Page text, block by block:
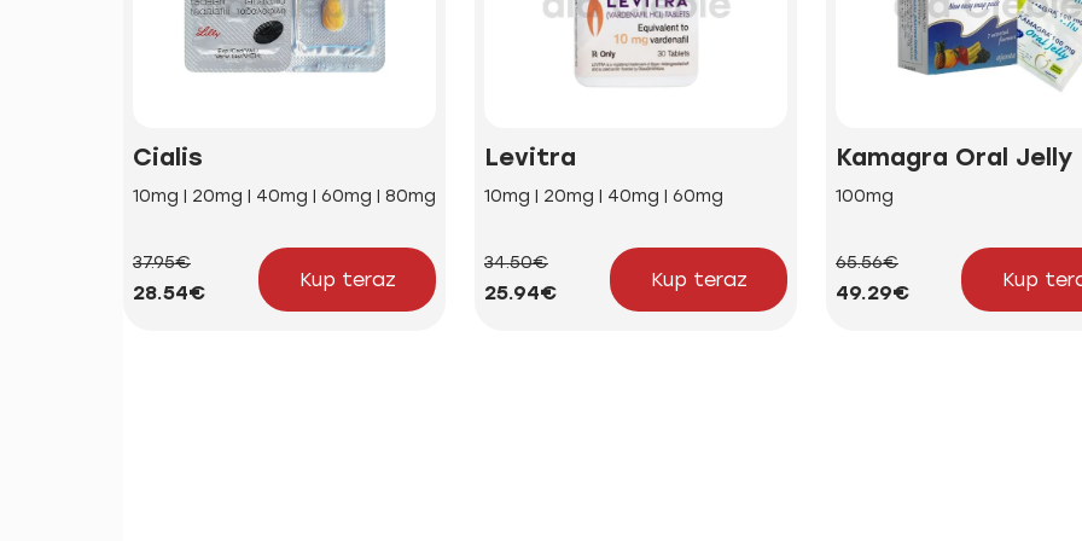
Cialis
10mg | 20mg | 40mg | 60mg | 80mg
37.95€
28.54€
Kup teraz
Levitra
10mg | 20mg | 40mg | 60mg
34.50€
25.94€
Kup teraz
Kamagra Oral Jelly
100mg
65.56€
49.29€
Kup